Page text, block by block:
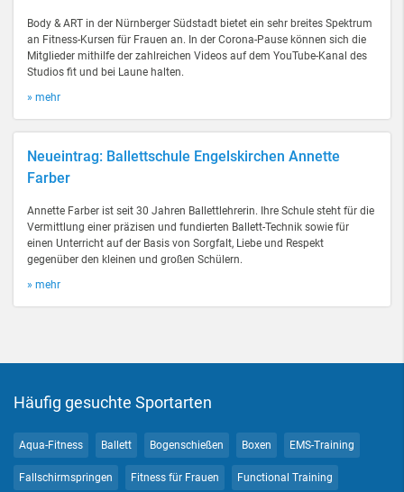
Body & ART in der Nürnberger Südstadt bietet ein sehr breites Spektrum
an Fitness-Kursen für Frauen an. In der Corona-Pause können sich die
Mitglieder mithilfe der zahlreichen Videos auf dem YouTube-Kanal des
Studios fit und bei Laune halten.
» mehr
Neueintrag: Ballettschule Engelskirchen Annette
Farber
Annette Farber ist seit 30 Jahren Ballettlehrerin. Ihre Schule steht für die
Vermittlung einer präzisen und fundierten Ballett-Technik sowie für
einen Unterricht auf der Basis von Sorgfalt, Liebe und Respekt
gegenüber den kleinen und großen Schülern.
» mehr
Häufig gesuchte Sportarten
Aqua-Fitness Ballett Bogenschießen Boxen EMS-Training
Fallschirmspringen Fitness für Frauen Functional Training